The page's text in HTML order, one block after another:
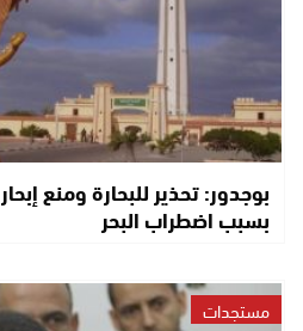
بوجدور: تحذير للبحارة ومنع
بسبب اضطراب البحر
مستجدات